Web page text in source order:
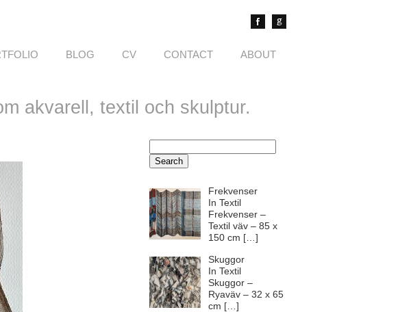
BLOG CV CONTACT ABOUT
akvarell, textil och skulptur.
for:
Frekvenser
In Textil
Frekvenser –
Textil väv – 85 x
150 cm […]
Skuggor
In Textil
Skuggor –
Ryaväv – 32 x 65
cm […]